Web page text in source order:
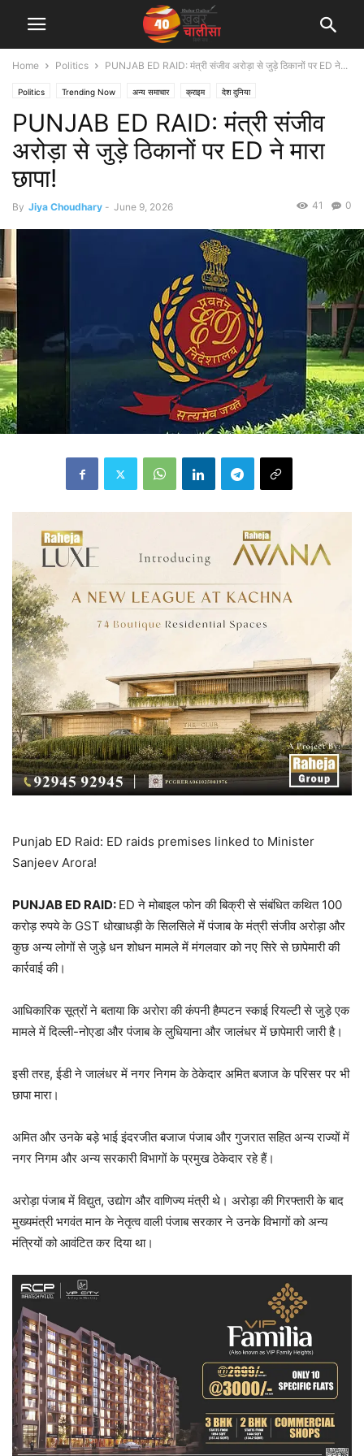
Home Politics PUNJAB ED RAID: मंत्री संजीव अरोड़ा से जुड़े ठिकानों पर ED ने...
Politics Trending Now अन्य समाचार क्राइम देश दुनिया
PUNJAB ED RAID: मंत्री संजीव
अरोड़ा से जुड़े ठिकानों पर ED ने मारा
छापा!
By Jiya Choudhary - June 9, 2026 0
41
Punjab ED Raid: ED raids premises linked to Minister
Sanjeev Arora!
PUNJAB ED RAID: ED ने मोबाइल फोन की बिक्री से संबंधित कथित 100
करोड़ रुपये के GST धोखाधड़ी के सिलसिले में पंजाब के मंत्री संजीव अरोड़ा और
कुछ अन्य लोगों से जुड़े धन शोधन मामले में मंगलवार को नए सिरे से छापेमारी की
कार्रवाई की।
आधिकारिक सूत्रों ने बताया कि अरोरा की कंपनी हैम्पटन स्काई रियल्टी से जुड़े एक
मामले में दिल्ली-नोएडा और पंजाब के लुधियाना और जालंधर में छापेमारी जारी है।
इसी तरह, ईडी ने जालंधर में नगर निगम के ठेकेदार अमित बजाज के परिसर पर भी
छापा मारा।
अमित और उनके बड़े भाई इंदरजीत बजाज पंजाब और गुजरात सहित अन्य राज्यों में
नगर निगम और अन्य सरकारी विभागों के प्रमुख ठेकेदार रहे हैं।
अरोड़ा पंजाब में विद्युत, उद्योग और वाणिज्य मंत्री थे। अरोड़ा की गिरफ्तारी के बाद
मुख्यमंत्री भगवंत मान के नेतृत्व वाली पंजाब सरकार ने उनके विभागों को अन्य
मंत्रियों को आवंटित कर दिया था।